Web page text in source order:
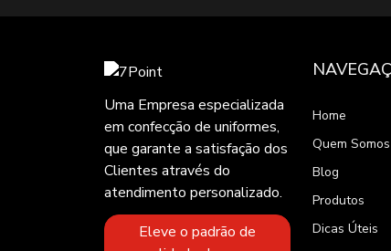
Uma Empresa especializada
em confecção de uniformes,
que garante a satisfação dos
Clientes através do
atendimento personalizado.
Eleve o padrão de
Home
Quem Somos
Blog
Produtos
Dicas Úteis